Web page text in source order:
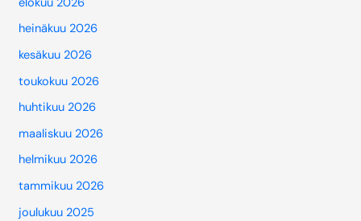
heinäkuu 2026
kesäkuu 2026
toukokuu 2026
huhtikuu 2026
maaliskuu 2026
helmikuu 2026
tammikuu 2026
joulukuu 2025